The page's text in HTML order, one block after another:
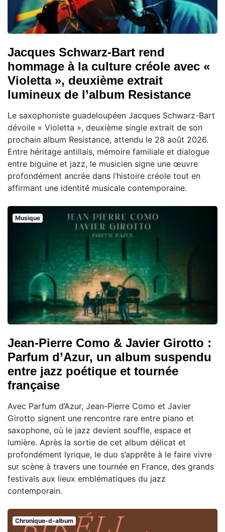
Jacques Schwarz-Bart rend
hommage à la culture créole avec «
Violetta », deuxième extrait
lumineux de l’album Resistance
Le saxophoniste guadeloupéen Jacques Schwarz-Bart
dévoile « Violetta », deuxième single extrait de son
prochain album Resistance, attendu le 28 août 2026.
Entre héritage antillais, mémoire familiale et dialogue
entre biguine et jazz, le musicien signe une œuvre
profondément ancrée dans l’histoire créole tout en
affirmant une identité musicale contemporaine.
Musique
Jean-Pierre Como & Javier Girotto :
Parfum d’Azur, un album suspendu
entre jazz poétique et tournée
française
Avec Parfum d’Azur, Jean-Pierre Como et Javier
Girotto signent une rencontre rare entre piano et
saxophone, où le jazz devient souffle, espace et
lumière. Après la sortie de cet album délicat et
profondément lyrique, le duo s’apprête à le faire vivre
sur scène à travers une tournée en France, des grands
festivals aux lieux emblématiques du jazz
contemporain.
Chronique-d-album